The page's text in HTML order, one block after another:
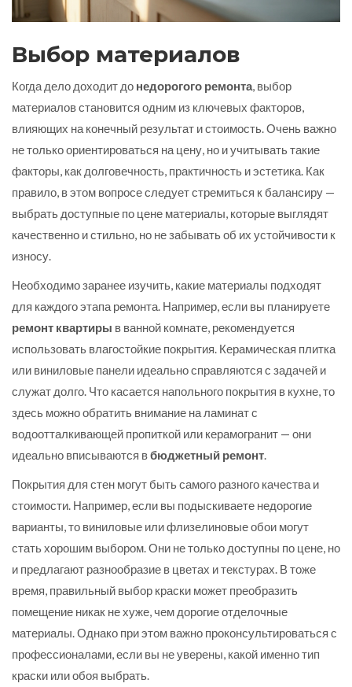
Выбор материалов
Когда дело доходит до недорогого ремонта, выбор
материалов становится одним из ключевых факторов,
влияющих на конечный результат и стоимость. Очень важно
не только ориентироваться на цену, но и учитывать такие
факторы, как долговечность, практичность и эстетика. Как
правило, в этом вопросе следует стремиться к балансиру —
выбрать доступные по цене материалы, которые выглядят
качественно и стильно, но не забывать об их устойчивости к
износу.
Необходимо заранее изучить, какие материалы подходят
для каждого этапа ремонта. Например, если вы планируете
ремонт квартиры в ванной комнате, рекомендуется
использовать влагостойкие покрытия. Керамическая плитка
или виниловые панели идеально справляются с задачей и
служат долго. Что касается напольного покрытия в кухне, то
здесь можно обратить внимание на ламинат с
водоотталкивающей пропиткой или керамогранит — они
идеально вписываются вбюджетный ремонт.
Покрытия для стен могут быть самого разного качества и
стоимости. Например, если вы подыскиваете недорогие
варианты, то виниловые или флизелиновые обои могут
стать хорошим выбором. Они не только доступны по цене, но
и предлагают разнообразие в цветах и текстурах. В тоже
время, правильный выбор краски может преобразить
помещение никак не хуже, чем дорогие отделочные
материалы. Однако при этом важно проконсультироваться с
профессионалами, если вы не уверены, какой именно тип
краски или обоя выбрать.